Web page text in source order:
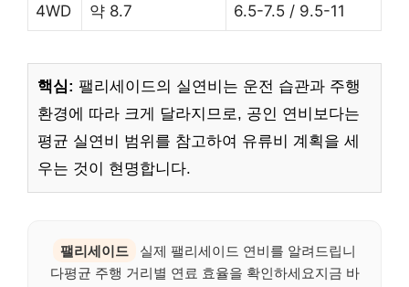
4WD 약 8.7 6.5-7.5 / 9.5-11
핵심: 팰리세이드의 실연비는 운전 습관과 주행
환경에 따라 크게 달라지므로, 공인 연비보다는
평균 실연비 범위를 참고하여 유류비 계획을 세
우는 것이 현명합니다.
팰리세이드
실제 팰리세이드 연비를 알려드립니
다평균 주행 거리별 연료 효율을 확인하세요지금 바